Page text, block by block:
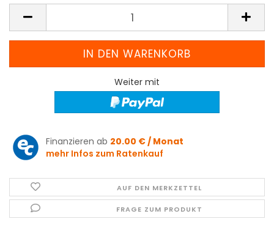
Weiter mit
Finanzieren ab 20.00 € / Monat
mehr Infos zum Ratenkauf
AUF DEN MERKZETTEL
FRAGE ZUM PRODUKT